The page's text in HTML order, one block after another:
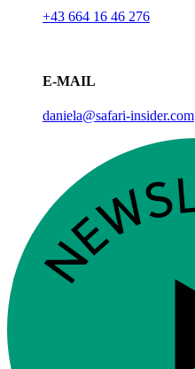
+43 664 16 46 276
E-MAIL
daniela@safari-insider.com